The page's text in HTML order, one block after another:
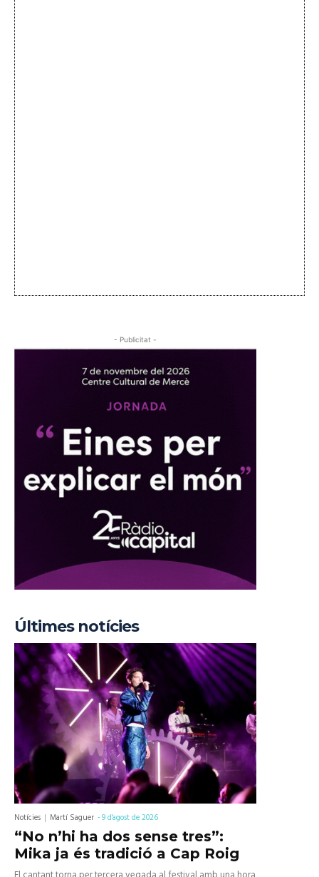
- Publicitat -
Últimes notícies
Notícies Martí Saguer -9 d'agost de 2026
“No n’hi ha dos sense tres”:
Mika ja és tradició a Cap Roig